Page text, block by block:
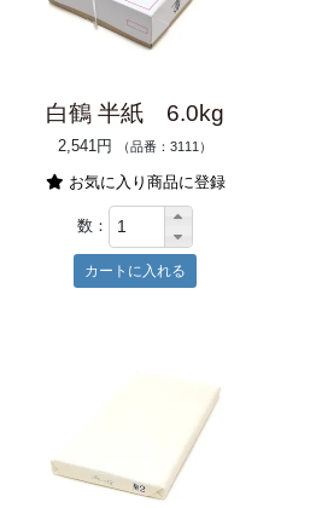
白鶴 半紙 6.0kg
2,541円 （品番：3111）
お気に入り商品に登録
数：